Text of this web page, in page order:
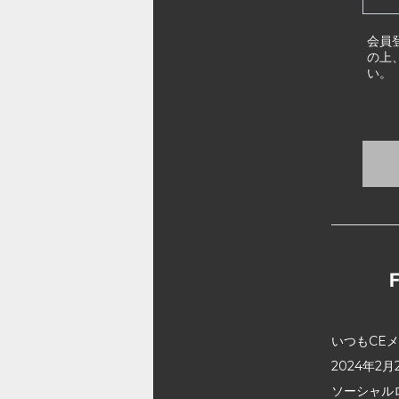
会員
の上
い。
いつもCE
2024年2月
ソーシャ